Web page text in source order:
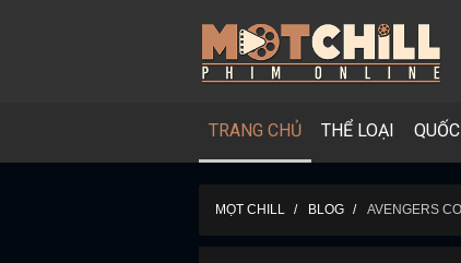
TRANG CHỦ THỂ LOẠI
MỌT CHILL BLOG AVENGERS